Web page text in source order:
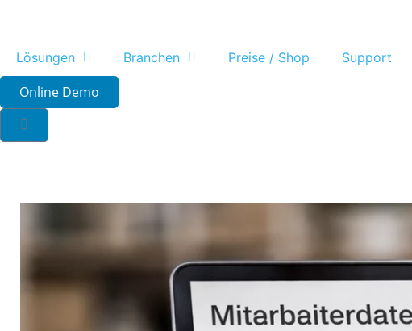
Lösungen Branchen Preise / Shop Support
Online Demo